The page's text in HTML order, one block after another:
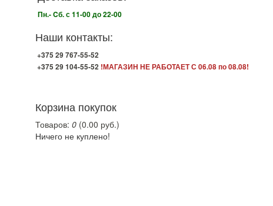
Пн.- Cб. с 11-00 до 22-00
Наши контакты:
+375 29 767-55-52
+375 29 104-55-52 !МАГАЗИН НЕ РАБОТАЕТ С 06.08 по 08.08!
Корзина покупок
Товаров: 0 (0.00 руб.)
Ничего не куплено!